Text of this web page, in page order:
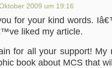
2009 um 19:16
for your kind words.
liked my article.
for all your support! My
book about MCS that